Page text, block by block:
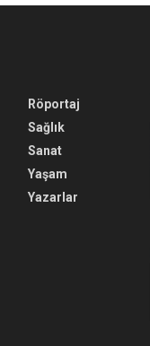
Röportaj
Sağlık
Sanat
Yaşam
Yazarlar